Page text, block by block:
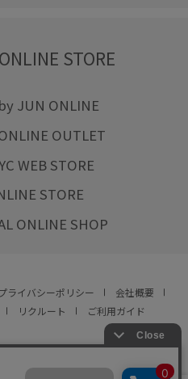
STORE
JUN ONLINE
OUTLET
WEB STORE
STORE
ONLINE SHOP
ライバシーポリシー
会社概要
リクルート ご利用ガイド